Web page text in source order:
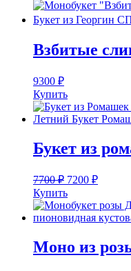
Взбитые
9300 ₽
Купить
Букет из
7700₽ 7200 ₽
Купить
Моно из